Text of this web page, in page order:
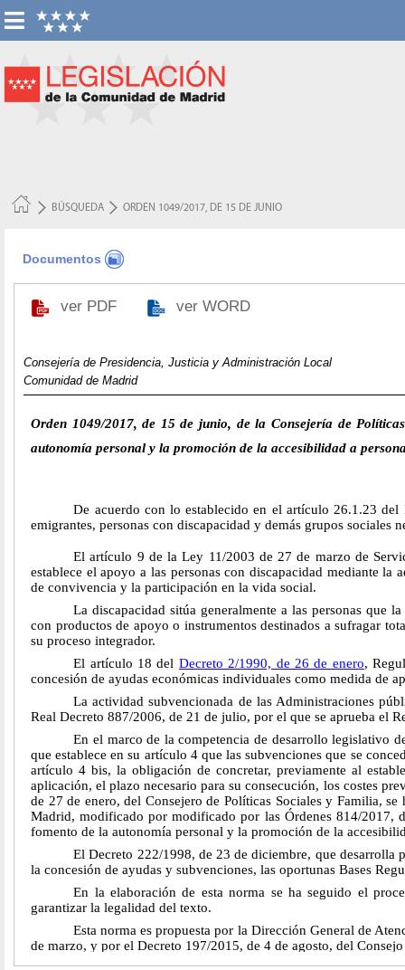
BÚSQUEDA ORDEN 1049/2017, DE 15 DE JUNIO
Documentos
ver PDF ver WORD
Consejería de Presidencia, Justicia y Administración Local
Comunidad de Madrid